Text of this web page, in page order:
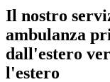
Il nostro
ambulanza
dall'estero
l'estero